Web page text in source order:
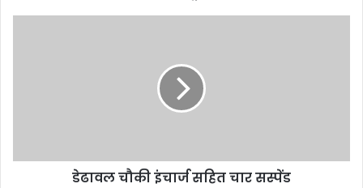
डेढावल चौकी इंचार्ज सहित चार सस्पेंड